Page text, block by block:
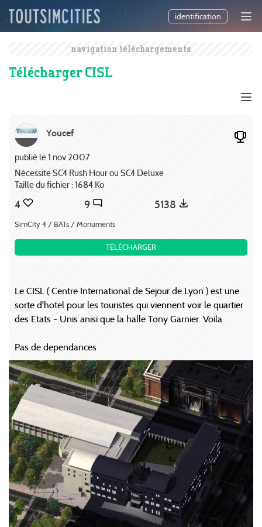
identification
navigation téléchargements
Télécharger CISL
Youcef
publié le 1 nov 2007
Nécessite SC4 Rush Hour ou SC4 Deluxe
Taille du fichier : 1684 Ko
4 9 5138
SimCity 4 / BATs / Monuments
TÉLÉCHARGER
Le CISL ( Centre International de Sejour de Lyon ) est une
sorte d'hotel pour les touristes qui viennent voir le quartier
des Etats - Unis anisi que la halle Tony Garnier. Voila
Pas de dependances